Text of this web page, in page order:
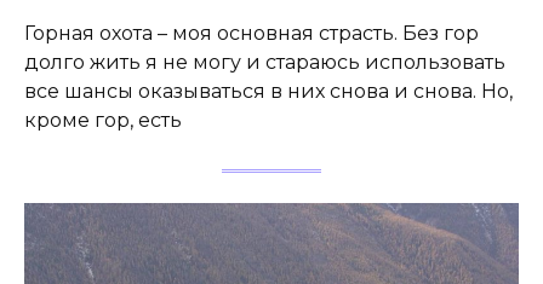
Горная охота – моя основная страсть. Без гор
долго жить я не могу и стараюсь использовать
все шансы оказываться в них снова и снова. Но,
кроме гор, есть